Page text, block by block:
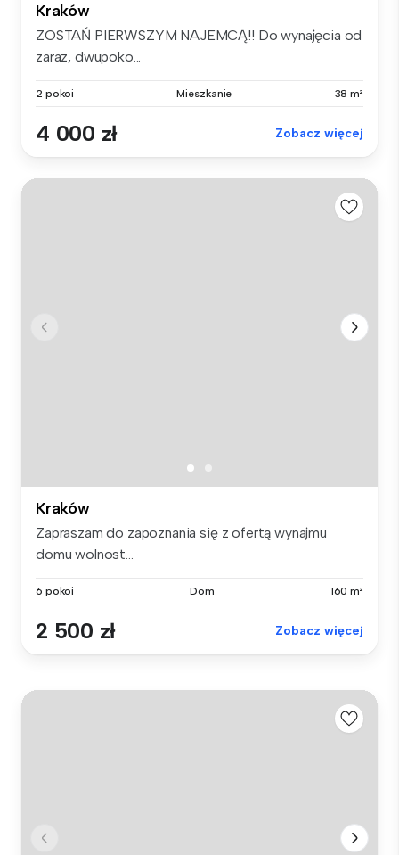
Kraków
ZOSTAŃ PIERWSZYM NAJEMCĄ!! Do wynajęcia od
zaraz, dwupoko...
2 pokoi Mieszkanie 38 m²
4 000 zł Zobacz więcej
Kraków
Zapraszam do zapoznania się z ofertą wynajmu
domu wolnost...
6 pokoi Dom 160 m²
2 500 zł Zobacz więcej